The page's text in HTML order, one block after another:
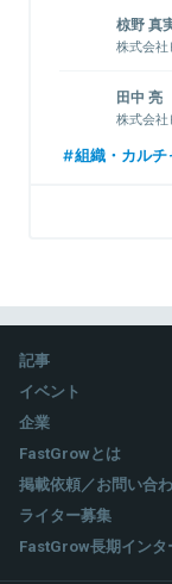
椋野 真
株式会
を行う学生団
社。楽天市場に
る。2017年1月
アカウントマネ
田中 亮
株式会社
2011年に住友商
採用・人事・
関連情報をみる
組織・カルチ
記事
イベント
企業
FastGrowとは
掲載依頼／お問い合
ライター募集
FastGrow長期インタ